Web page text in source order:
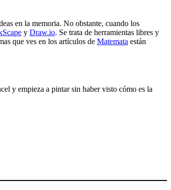
en la memoria. No obstante, cuando los
y Draw.io. Se trata de herramientas libres y
que ves en los artículos de Matemata están
y empieza a pintar sin haber visto cómo es la